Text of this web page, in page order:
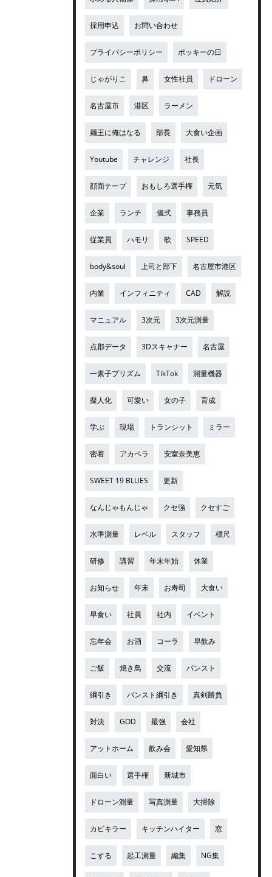
採用申込 お問い合わせ
プライバシーポリシー ポッキーの日
じゃがりこ 鼻 女性社員 ドローン
名古屋市 港区 ラーメン
麺王に俺はなる 部長 大食い企画
Youtube チャレンジ 社長
顔面テープ おもしろ選手権 元気
企業 ランチ 儀式 事務員
従業員 ハモリ 歌 SPEED
body&soul 上司と部下 名古屋市港区
内業 インフィニティ CAD 解説
マニュアル 3次元 3次元測量
点郡データ 3Dスキャナー 名古屋
一素子プリズム TikTok 測量機器
擬人化 可愛い 女の子 育成
学ぶ 現場 トランシット ミラー
密着 アカペラ 安室奈美恵
SWEET 19 BLUES 更新
なんじゃもんじゃ クセ強 クセすご
水準測量 レベル スタッフ 標尺
研修 講習 年末年始 休業
お知らせ 年末 お寿司 大食い
早食い 社員 社内 イベント
忘年会 お酒 コーラ 早飲み
ご飯 焼き鳥 交流 パンスト
綱引き パンスト綱引き 真剣勝負
対決 GOD 最強 会社
アットホーム 飲み会 愛知県
面白い 選手権 新城市
ドローン測量 写真測量 大掃除
カビキラー キッチンハイター 窓
こする 起工測量 編集 NG集